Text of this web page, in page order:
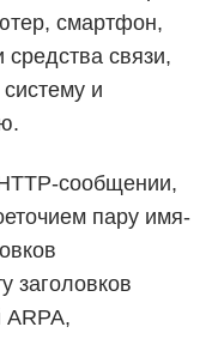
смартфон,
средства связи,
и
сообщении,
пару имя-
заголовков
ARPA,